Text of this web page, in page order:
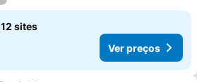
12 sites
Ver preços